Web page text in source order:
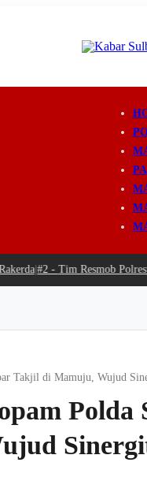
|#2 -Tim Resmob Polresta
Takjil di Mamuju, Wujud
Polda